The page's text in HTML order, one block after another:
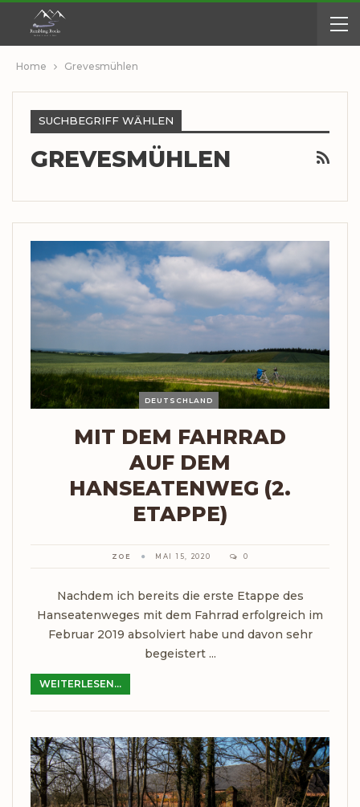
Home Grevesmühlen
SUCHBEGRIFF WÄHLEN
GREVESMÜHLEN
DEUTSCHLAND
MIT DEM FAHRRAD
AUF DEM
HANSEATENWEG (2.
ETAPPE)
ZOE MAI 15, 2020 0
Nachdem ich bereits die erste Etappe des
Hanseatenweges mit dem Fahrrad erfolgreich im
Februar 2019 absolviert habe und davon sehr
begeistert ...
WEITERLESEN...